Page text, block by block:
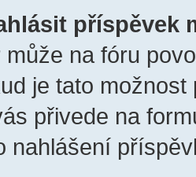
příspěvek
může na fóru
je tato
přivede na
nahlášení